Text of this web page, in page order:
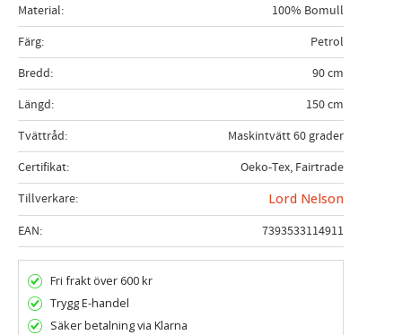
Material
100% Bomull
Färg
Petrol
Bredd
90 cm
Längd
150 cm
Tvättråd
Maskintvätt 60 grader
Certifikat
Oeko-Tex, Fairtrade
Tillverkare
Lord Nelson
EAN
7393533114911
Fri frakt över 600 kr
Trygg E-handel
Säker betalning via Klarna